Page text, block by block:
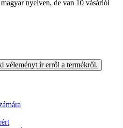
nyelven, de van 10 vásárlói
véleményt ír erről a termékről.